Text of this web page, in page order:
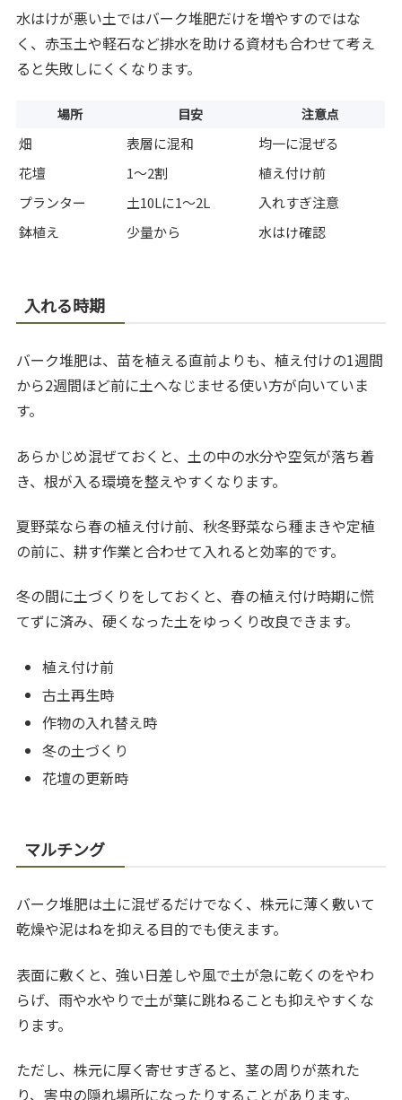
水はけが悪い土ではバーク堆肥だけを増やすのではな
く、赤玉土や軽石など排水を助ける資材も合わせて考え
ると失敗しにくくなります。
場所 目安 注意点
畑 表層に混和
均一に混ぜる
花壇
1〜2割
植え付け前
プランター
土10Lに1〜2L
入れすぎ注意
鉢植え
少量から 水はけ確認
入れる時期
バーク堆肥は、苗を植える直前よりも、植え付けの1週間
から2週間ほど前に土へなじませる使い方が向いていま
す。
あらかじめ混ぜておくと、土の中の水分や空気が落ち着
き、根が入る環境を整えやすくなります。
夏野菜なら春の植え付け前、秋冬野菜なら種まきや定植
の前に、耕す作業と合わせて入れると効率的です。
冬の間に土づくりをしておくと、春の植え付け時期に慌
てずに済み、硬くなった土をゆっくり改良できます。
植え付け前
古土再生時
作物の入れ替え時
冬の土づくり
花壇の更新時
マルチング
バーク堆肥は土に混ぜるだけでなく、株元に薄く敷いて
乾燥や泥はねを抑える目的でも使えます。
表面に敷くと、強い日差しや風で土が急に乾くのをやわ
らげ、雨や水やりで土が葉に跳ねることも抑えやすくな
ります。
ただし、株元に厚く寄せすぎると、茎の周りが蒸れた
り、害虫の隠れ場所になったりすることがあります。